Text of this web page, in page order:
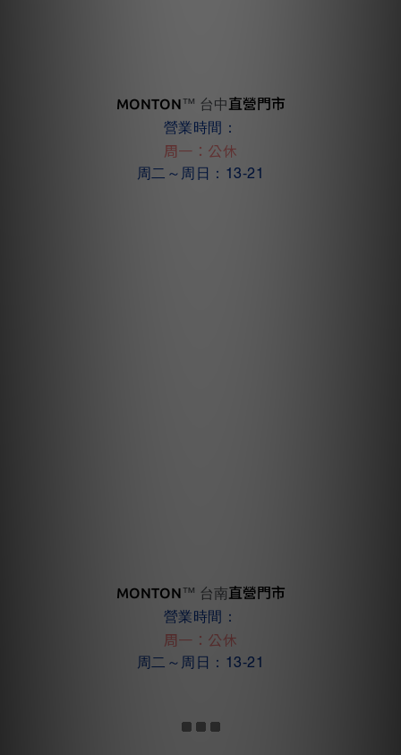
MONTON™ 台中直營門市
營業時間：
周一：公休
周二～周日：13-21
MONTON™ 台南直營門市
營業時間：
周一：公休
周二～周日：13-21